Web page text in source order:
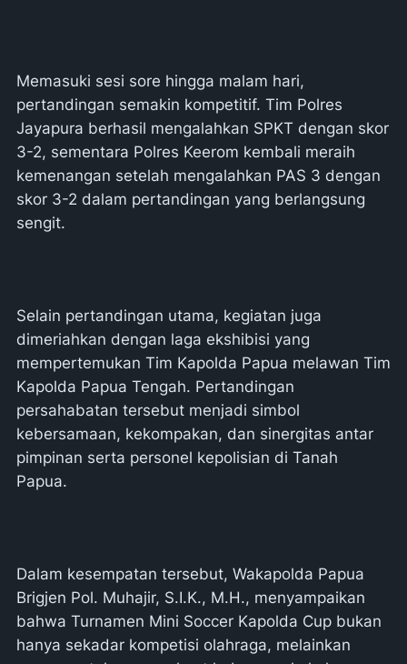
Memasuki sesi sore hingga malam hari,
pertandingan semakin kompetitif. Tim Polres
Jayapura berhasil mengalahkan SPKT dengan skor
3-2, sementara Polres Keerom kembali meraih
kemenangan setelah mengalahkan PAS 3 dengan
skor 3-2 dalam pertandingan yang berlangsung
sengit.
Selain pertandingan utama, kegiatan juga
dimeriahkan dengan laga ekshibisi yang
mempertemukan Tim Kapolda Papua melawan Tim
Kapolda Papua Tengah. Pertandingan
persahabatan tersebut menjadi simbol
kebersamaan, kekompakan, dan sinergitas antar
pimpinan serta personel kepolisian di Tanah
Papua.
Dalam kesempatan tersebut, Wakapolda Papua
Brigjen Pol. Muhajir, S.I.K., M.H., menyampaikan
bahwa Turnamen Mini Soccer Kapolda Cup bukan
hanya sekadar kompetisi olahraga, melainkan